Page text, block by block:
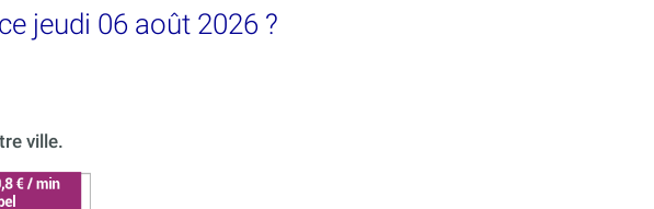
jeudi 06 août 2026 ?
ville.